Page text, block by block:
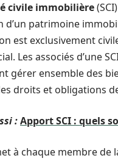
civile immobilière
d’un patrimoine
est exclusivement
Les associés d’une
gérer ensemble des
droits et obligations
:Apport SCI : quels
à chaque membre de